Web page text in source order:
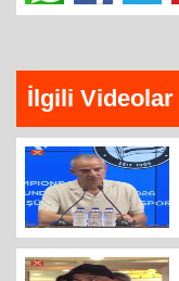
İlgili Videolar